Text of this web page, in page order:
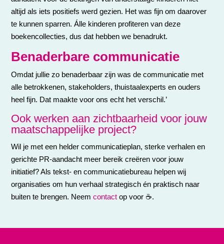
altijd als iets positiefs werd gezien. Het was fijn om daarover
te kunnen sparren. Álle kinderen profiteren van deze
boekencollecties, dus dat hebben we benadrukt.
Benaderbare communicatie
Omdat jullie zo benaderbaar zijn was de communicatie met
alle betrokkenen, stakeholders, thuistaalexperts en ouders
heel fijn. Dat maakte voor ons echt het verschil.’
Ook werken aan zichtbaarheid voor jouw
maatschappelijke project?
Wil je met een helder communicatieplan, sterke verhalen en
gerichte PR-aandacht meer bereik creëren voor jouw
initiatief? Als tekst- en communicatiebureau helpen wij
organisaties om hun verhaal strategisch én praktisch naar
buiten te brengen. Neemcontact op voor ☕️.